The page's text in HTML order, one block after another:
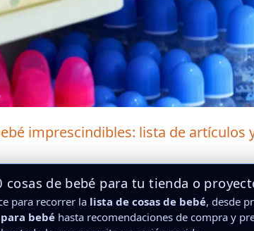
imprescindibles: lista de artículos
cosas de bebé para tu tienda o
para recorrer la lista de cosas de bebé, desde
bebé hasta recomendaciones de compra y